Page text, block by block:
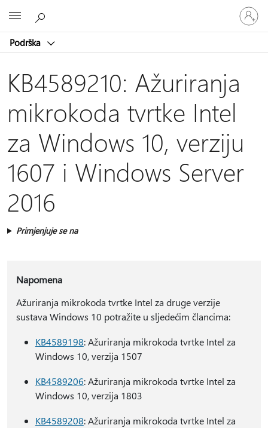
Podrška
Prijavite
se
u
račun
KB4589210: Ažuriranja
mikrokoda tvrtke Intel
za Windows 10, verziju
1607 i Windows Server
2016
Primjenjuje se na
Napomena
Ažuriranja mikrokoda tvrtke Intel za druge verzije
sustava Windows 10 potražite u sljedećim člancima:
KB4589198: Ažuriranja mikrokoda tvrtke Intel za
Windows 10, verzija 1507
KB4589206: Ažuriranja mikrokoda tvrtke Intel za
Windows 10, verzija 1803
KB4589208: Ažuriranja mikrokoda tvrtke Intel za